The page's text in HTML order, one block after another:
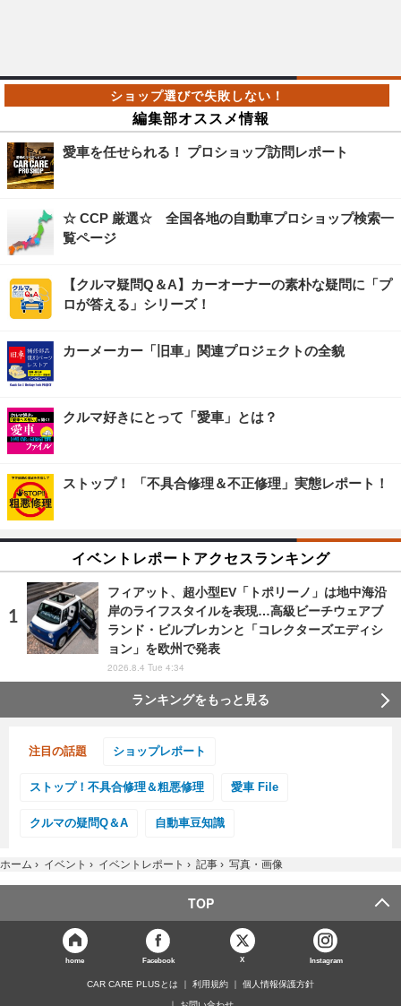
編集部オススメ情報
愛車を任せられる！ プロショップ訪問レポート
☆ CCP 厳選☆ 全国各地の自動車プロショップ検索一
覧ページ
【クルマ疑問Q＆A】カーオーナーの素朴な疑問に「プ
ロが答える」シリーズ！
カーメーカー「旧車」関連プロジェクトの全貌
クルマ好きにとって「愛車」とは？
ストップ！ 「不具合修理＆不正修理」実態レポート！
イベントレポートアクセスランキング
フィアット、超小型EV「トポリーノ」は地中海沿
岸のライフスタイルを表現…高級ビーチウェアブ
ランド・ビルブレカンと「コレクターズエディシ
ョン」を欧州で発表
2026.8.4 Tue 4:34
ランキングをもっと見る
注目の話題 ショップレポート
ストップ！不具合修理＆粗悪修理 愛車 File
クルマの疑問Q＆A 自動車豆知識
ホーム › イベント › イベントレポート › 記事 › 写真・画像
TOP
home Facebook X Instagram
CAR CARE PLUSとは 利用規約 個人情報保護方針